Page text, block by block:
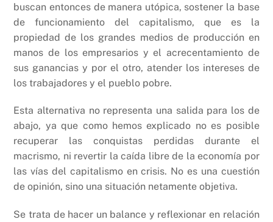
buscan entonces de manera utópica, sostener la base
de funcionamiento del capitalismo, que es la
propiedad de los grandes medios de producción en
manos de los empresarios y el acrecentamiento de
sus ganancias y por el otro, atender los intereses de
los trabajadores y el pueblo pobre.
Esta alternativa no representa una salida para los de
abajo, ya que como hemos explicado no es posible
recuperar las conquistas perdidas durante el
macrismo, ni revertir la caída libre de la economía por
las vías del capitalismo en crisis. No es una cuestión
de opinión, sino una situación netamente objetiva.
Se trata de hacer un balance y reflexionar en relación